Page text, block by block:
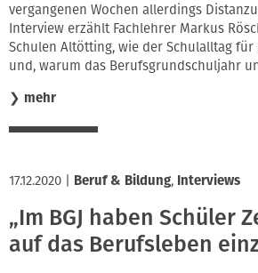
vergangenen Wochen allerdings
Interview erzählt Fachlehrer Markus
Schulen Altötting, wie der Schulalltag für
und, warum das Berufsgrundschuljahr
❯ mehr
17.12.2020 Beruf & Bildung, Interviews
„Im BGJ haben Schüler
auf das Berufsleben